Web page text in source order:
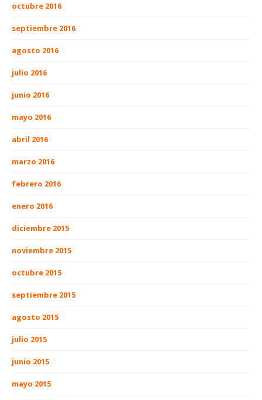
octubre 2016
septiembre 2016
agosto 2016
julio 2016
junio 2016
mayo 2016
abril 2016
marzo 2016
febrero 2016
enero 2016
diciembre 2015
noviembre 2015
octubre 2015
septiembre 2015
agosto 2015
julio 2015
junio 2015
mayo 2015